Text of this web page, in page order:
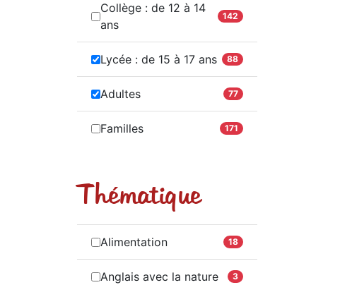
Collège : de 12 à 14
ans
142
Lycée : de 15 à 17 ans 88
Adultes 77
Familles 171
Thématique
Alimentation 18
Anglais avec la nature 3